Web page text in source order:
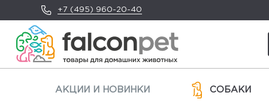
+7 (495) 960-20-40
АКЦИИ И НОВИНКИ СОБАКИ